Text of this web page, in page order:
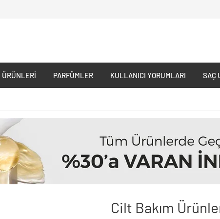
ÜRÜNLERI PARFÜMLER KULLANICI YORUMLARI SAÇ
Cilt Bakım